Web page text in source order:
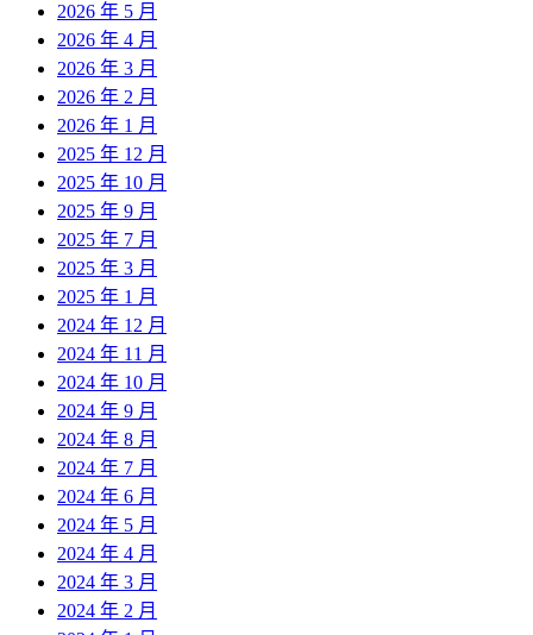
2026 年 5 月
2026 年 4 月
2026 年 3 月
2026 年 2 月
2026 年 1 月
2025 年 12 月
2025 年 10 月
2025 年 9 月
2025 年 7 月
2025 年 3 月
2025 年 1 月
2024 年 12 月
2024 年 11 月
2024 年 10 月
2024 年 9 月
2024 年 8 月
2024 年 7 月
2024 年 6 月
2024 年 5 月
2024 年 4 月
2024 年 3 月
2024 年 2 月